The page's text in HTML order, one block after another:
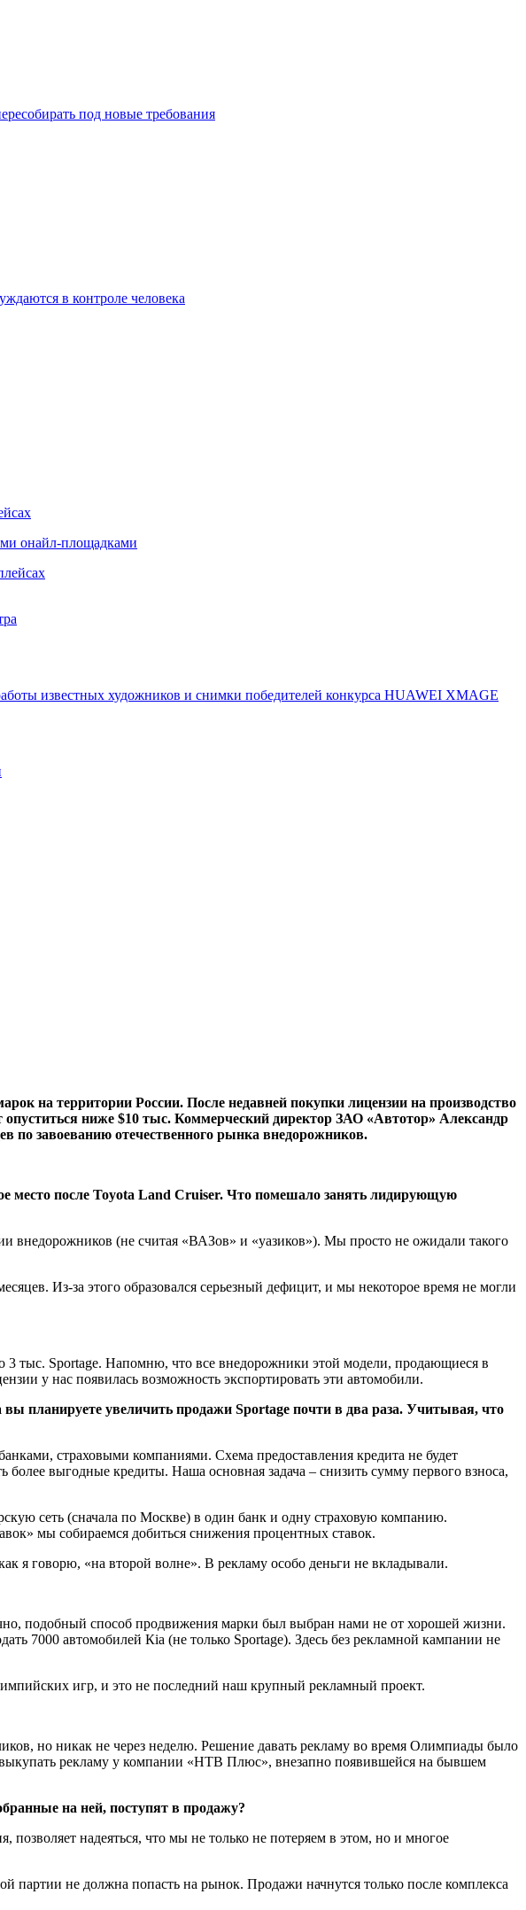
под новые требования
в контроле человека
онайл-площадками
известных художников и снимки победителей конкурса HUAWEI XMAGE
на территории России. После недавней покупки лицензии на производство
ниже $10 тыс. Коммерческий директор ЗАО «Автотор» Александр
по завоеванию отечественного рынка внедорожников.
место после Toyota Land Cruiser. Что помешало занять лидирующую
внедорожников (не считая «ВАЗов» и «уазиков»). Мы просто не ожидали такого
Из-за этого образовался серьезный дефицит, и мы некоторое время не могли
3 тыс. Sportage. Напомню, что все внедорожники этой модели, продающиеся в
у нас появилась возможность экспортировать эти автомобили.
планируете увеличить продажи Sportage почти в два раза. Учитывая, что
страховыми компаниями. Схема предоставления кредита не будет
выгодные кредиты. Наша основная задача – снизить сумму первого взноса,
сеть (сначала по Москве) в один банк и одну страховую компанию.
мы собираемся добиться снижения процентных ставок.
я говорю, «на второй волне». В рекламу особо деньги не вкладывали.
подобный способ продвижения марки был выбран нами не от хорошей жизни.
7000 автомобилей Кia (не только Sportage). Здесь без рекламной кампании не
игр, и это не последний наш крупный рекламный проект.
но никак не через неделю. Решение давать рекламу во время Олимпиады было
рекламу у компании «НТВ Плюс», внезапно появившейся на бывшем
на ней, поступят в продажу?
позволяет надеяться, что мы не только не потеряем в этом, но и многое
партии не должна попасть на рынок. Продажи начнутся только после комплекса